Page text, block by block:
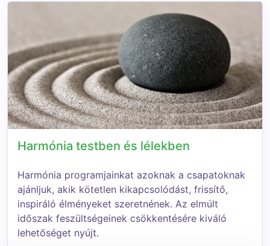
Harmónia testben és lélekben
Harmónia programjainkat azoknak a csapatoknak
ajánljuk, akik kötetlen kikapcsolódást, frissítő,
inspiráló élményeket szeretnének. Az elmúlt
időszak feszültségeinek csökkentésére kiváló
lehetőséget nyújt.